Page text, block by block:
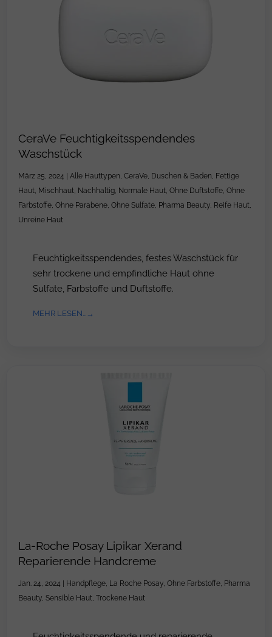
CeraVe Feuchtigkeitsspendendes
Waschstück
März 25, 2024 Alle Hauttypen, CeraVe, Duschen & Baden, Fettige
Haut, Mischhaut, Nachhaltig, Normale Haut, Ohne Duftstoffe, Ohne
Farbstoffe, Ohne Parabene, Ohne Sulfate, Pharma Beauty, Reife Haut,
Unreine Haut
Feuchtigkeitsspendendes, festes Waschstück für
sehr trockene und empfindliche Haut ohne
Sulfate, Farbstoffe und Duftstoffe.
MEHR LESEN...
La-Roche Posay Lipikar Xerand
Reparierende Handcreme
Jan. 24, 2024 | Handpflege La Roche Posay Ohne Farbstoffe Pharma
Beauty Sensible Haut Trockene Haut